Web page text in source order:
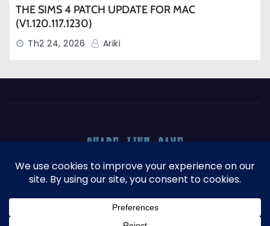
THE SIMS 4 PATCH UPDATE FOR MAC
(V1.120.117.1230)
Th2 24, 2026 Ariki
Proudly powered by WordPress
Themeansar